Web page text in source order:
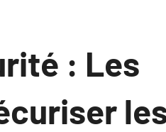
: Les